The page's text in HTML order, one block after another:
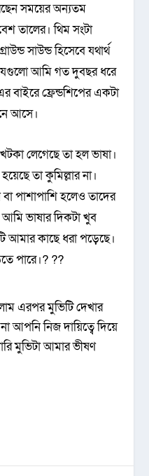
সময়ের অন্যতম
তালের। থিম সংটা
সাউন্ড হিসেবে যথার্থ
আমি গত দুবছর ধরে
বাইরে ফ্রেন্ডশিপের একটা
আসে।
লেগেছে তা হল ভাষা।
তা কুমিল্লার না।
পাশাপাশি হলেও তাদের
ভাষার দিকটা খুব
আমার কাছে ধরা পড়েছে।
পারে।? ??
এরপর মুভিটি দেখার
আপনি নিজ দায়িত্বে দিয়ে
মুভিটা আমার ভীষণ